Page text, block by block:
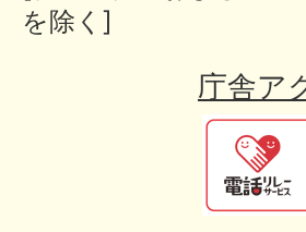
を除く]
庁舎ア